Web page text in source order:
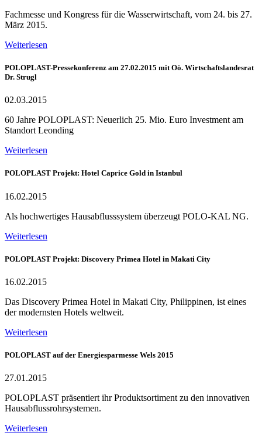
Fachmesse und Kongress für die Wasserwirtschaft, vom 24. bis 27.
März 2015.
Weiterlesen
POLOPLAST-Pressekonferenz am 27.02.2015 mit Oö. Wirtschaftslandesrat
Dr. Strugl
02.03.2015
60 Jahre POLOPLAST: Neuerlich 25. Mio. Euro Investment am
Standort Leonding
Weiterlesen
POLOPLAST Projekt: Hotel Caprice Gold in Istanbul
16.02.2015
Als hochwertiges Hausabflusssystem überzeugt POLO-KAL NG.
Weiterlesen
POLOPLAST Projekt: Discovery Primea Hotel in Makati City
16.02.2015
Das Discovery Primea Hotel in Makati City, Philippinen, ist eines
der modernsten Hotels weltweit.
Weiterlesen
POLOPLAST auf der Energiesparmesse Wels 2015
27.01.2015
POLOPLAST präsentiert ihr Produktsortiment zu den innovativen
Hausabflussrohrsystemen.
Weiterlesen